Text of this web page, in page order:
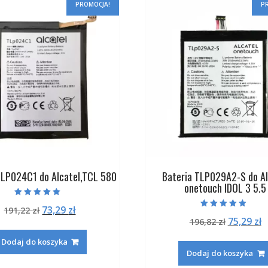
PROMOCJA!
do Alcatel,TCL 580
5.00
na 5
191,22zł Pierwotna
wynosiła:
191,22 zł.
73,29 złAktualna
73,29 zł.
Dodaj do koszyka
Bateria TLP029A2-S do
onetouch IDOL 3 5.5
5.00
na 5
196,82zł
wynosiła:
196,82 zł.
75,29 zł
Dodaj do koszyka